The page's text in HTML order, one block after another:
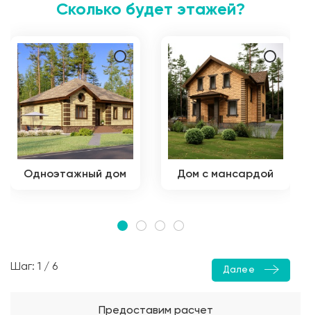
Сколько будет этажей?
Одноэтажный дом Дом с мансардой
Шаг: 1 / 6 Далее
Предоставим расчет